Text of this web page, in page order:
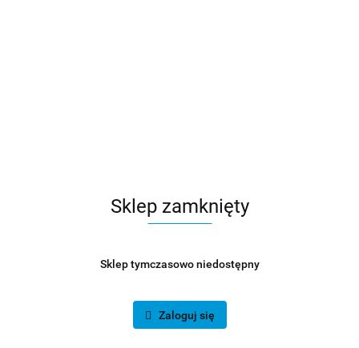
Sklep zamknięty
Sklep tymczasowo niedostępny
Zaloguj się